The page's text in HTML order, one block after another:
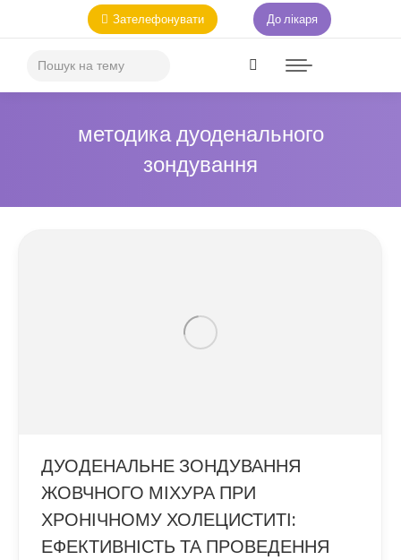
Зателефонувати До лікаря
методика дуоденального
зондування
ДУОДЕНАЛЬНЕ ЗОНДУВАННЯ
ЖОВЧНОГО МІХУРА ПРИ
ХРОНІЧНОМУ ХОЛЕЦИСТИТІ:
ЕФЕКТИВНІСТЬ ТА ПРОВЕДЕННЯ